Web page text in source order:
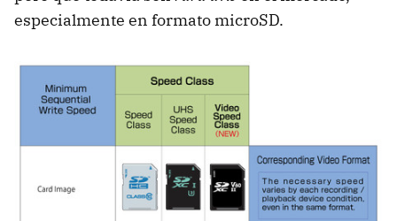
especialmente en formato microSD.